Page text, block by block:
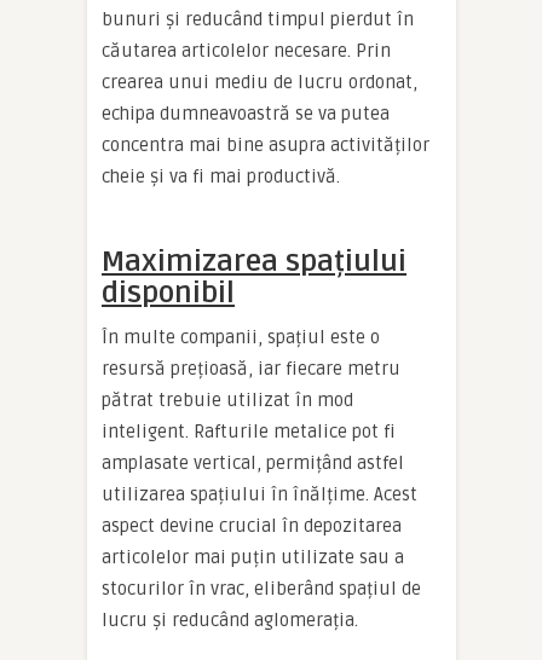
bunuri și reducând timpul pierdut în
căutarea articolelor necesare. Prin
crearea unui mediu de lucru ordonat,
echipa dumneavoastră se va putea
concentra mai bine asupra activităților
cheie și va fi mai productivă.
Maximizarea spațiului
disponibil
În multe companii, spațiul este o
resursă prețioasă, iar fiecare metru
pătrat trebuie utilizat în mod
inteligent. Rafturile metalice pot fi
amplasate vertical, permițând astfel
utilizarea spațiului în înălțime. Acest
aspect devine crucial în depozitarea
articolelor mai puțin utilizate sau a
stocurilor în vrac, eliberând spațiul de
lucru și reducând aglomerația.